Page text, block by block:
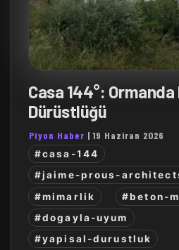
Casa 144°:
Dürüstlüğü
Piyon Haber |19 Haziran 2026
#casa-144
#jaime-prous-
#mimarlik
#beton-
#dogayla-uyum
#yapisal-durustluk